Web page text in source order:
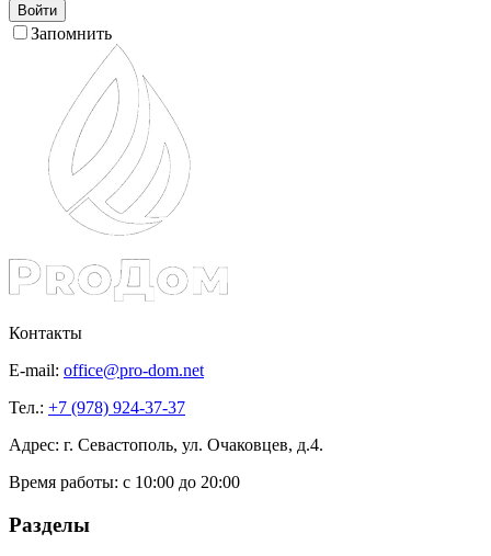
Войти
Запомнить
Контакты
E-mail: office@pro-dom.net
Тел.: +7 (978) 924-37-37
Адрес: г. Севастополь, ул. Очаковцев, д.4.
Время работы: с 10:00 до 20:00
Разделы